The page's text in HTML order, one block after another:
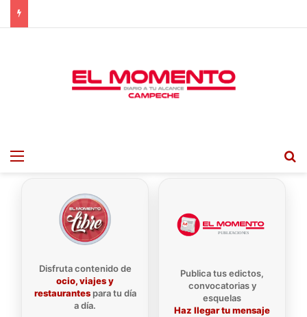
Menu
Disfruta contenido de
ocio, viajes y
restaurantespara tu día
a día.
Publica tus edictos,
convocatorias y
esquelas
Haz llegar tu mensaje